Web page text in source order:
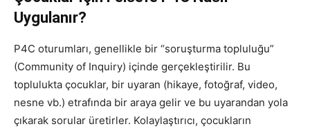
Uygulanır?
P4C oturumları, genellikle bir “soruşturma topluluğu”
(Community of Inquiry) içinde gerçekleştirilir. Bu
toplulukta çocuklar, bir uyaran (hikaye, fotoğraf, video,
nesne vb.) etrafında bir araya gelir ve bu uyarandan yola
çıkarak sorular üretirler. Kolaylaştırıcı, çocukların